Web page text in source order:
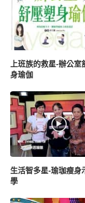
上班族的救星-辦公室
身瑜伽
生活智多星-瑜珈瘦身
學